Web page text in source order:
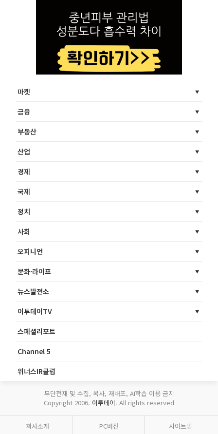
마켓
금융
부동산
산업
경제
국제
정치
사회
오피니언
문화·라이프
뉴스발전소
이투데이TV
스페셜리포트
Channel 5
위너스IR클럽
무단전재 및 수집, 복사, 재배포, AI학습 이용 금지
Copyright 2006. 이투데이. All rights reserved
회사소개 PC버전 사이트맵